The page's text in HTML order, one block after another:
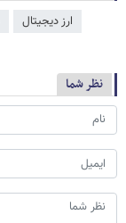
ارز دیجیتال
نظر شما